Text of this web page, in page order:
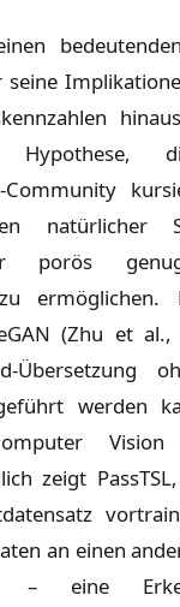
seine
Community
natürlicher
porös
ermöglichen.
(Zhu et al.,
Übersetzung
werden
Vision
zeigt
an einen
– eine